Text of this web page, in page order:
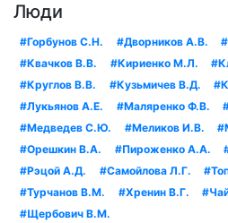
Люди
#Горбунов С.Н. #Дворников А.В.
#Квачков В.В.
#Кириенко М.Л.
#Круглов В.В.
#Кузьмичев В.Д.
#Лукьянов А.Е.
#Маляренко Ф.В.
#Медведев С.Ю.
#Меликов И.В.
#Орешкин В.А.
#Пироженко А.А.
#Рэцой А.Д.
#Самойлова Л.Г.
#Турчанов В.М.
#Хренин В.Г.
#Щербович В.М.